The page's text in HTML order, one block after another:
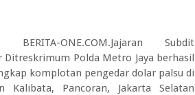
BERITA-ONE.COM.Jajaran Subdit
Ditreskrimum Polda Metro Jaya berhasil
komplotan pengedar dolar palsu di
Kalibata, Pancoran, Jakarta Selatan